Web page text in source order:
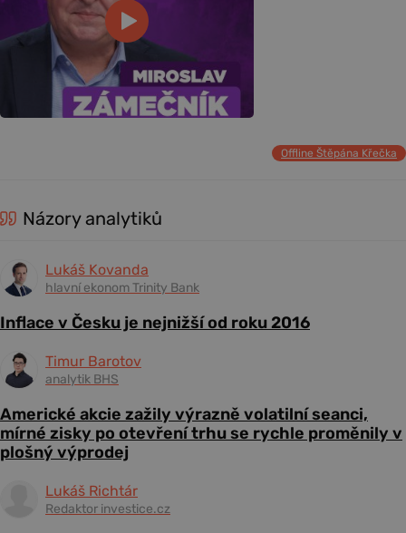
Offline Štěpána Křečka
Názory analytiků
Lukáš Kovanda
hlavní ekonom Trinity Bank
Inflace v Česku je nejnižší od roku 2016
Timur Barotov
analytik BHS
Americké akcie zažily výrazně volatilní seanci,
mírné zisky po otevření trhu se rychle proměnily v
plošný výprodej
Lukáš Richtár
Redaktor investice.cz